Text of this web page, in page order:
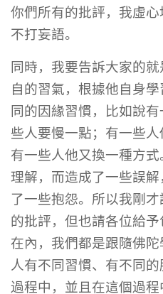
你們所有的批評，我虛
不打妄語。
同時，我要告訴大家的
自的習氣，根據他自身
同的因緣習慣，比如說
些人要慢一點；有一些人
有一些人他又換一種方
理解，而造成了一些誤
了一些抱怨。所以我剛
的批評，但也請各位給
在內，我們都是跟隨佛
人有不同習慣、有不同
過程中，並且在這個過